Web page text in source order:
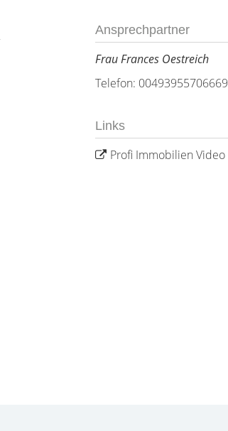
Ansprechpartner
Frau Frances Oestreich
Telefon: 00493955706669
Links
Profi Immobilien Video